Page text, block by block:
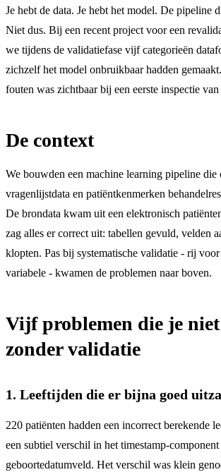
Je hebt de data. Je hebt het model. De pipeline
Niet dus. Bij een recent project voor een
we tijdens de validatiefase vijf categorieën
zichzelf het model onbruikbaar hadden
fouten was zichtbaar bij een eerste inspectie van
De context
We bouwden een machine learning pipeline die
vragenlijstdata en patiëntkenmerken
De brondata kwam uit een elektronisch
zag alles er correct uit: tabellen gevuld, velden
klopten. Pas bij systematische validatie - rij
variabele - kwamen de problemen naar boven.
Vijf problemen die je
zonder validatie
1. Leeftijden die er bijna goed
220 patiënten hadden een incorrect berekende
een subtiel verschil in het timestamp-
geboortedatumveld. Het verschil was klein